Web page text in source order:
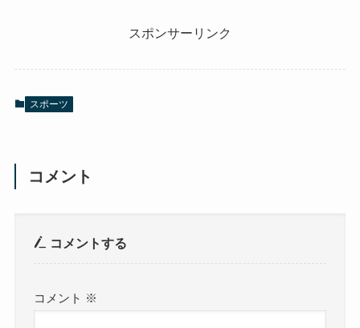
スポンサーリンク
スポーツ
コメント
コメントする
コメント ※